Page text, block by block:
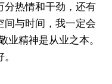
分热情和干劲，还有
间与时间，我一定会
精神是从业之本。